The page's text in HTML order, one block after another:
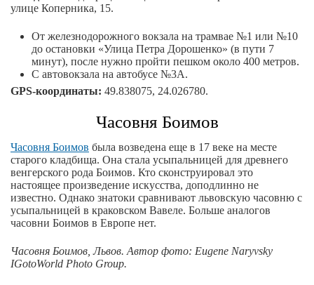
улице Коперника, 15.
От железнодорожного вокзала на трамвае №1 или №10
до остановки «Улица Петра Дорошенко» (в пути 7
минут), после нужно пройти пешком около 400 метров.
С автовокзала на автобусе №3А.
GPS-координаты: 49.838075, 24.026780.
Часовня Боимов
Часовня Боимов была возведена еще в 17 веке на месте
старого кладбища. Она стала усыпальницей для древнего
венгерского рода Боимов. Кто сконструировал это
настоящее произведение искусства, доподлинно не
известно. Однако знатоки сравнивают львовскую часовню с
усыпальницей в краковском Вавеле. Больше аналогов
часовни Боимов в Европе нет.
Часовня Боимов, Львов. Автор фото: Eugene Naryvsky
IGotoWorld Photo Group.